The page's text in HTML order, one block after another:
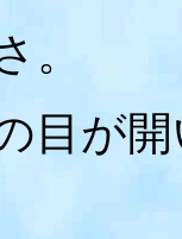
。
目が